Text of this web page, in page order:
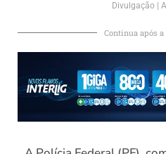
Divulgação |
Continua após